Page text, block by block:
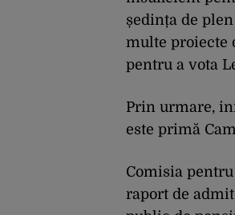
ședința de
multe proiecte
pentru a vota
Prin urmare,
este primă
Comisia
raport de